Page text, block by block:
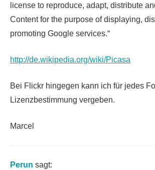
license to reproduce, adapt, distribute
Content for the purpose of displaying,
promoting Google services.“
http://de.wikipedia.org/wiki/Picasa
Bei Flickr hingegen kann ich für jedes
Lizenzbestimmung vergeben.
Marcel
Perun sagt: